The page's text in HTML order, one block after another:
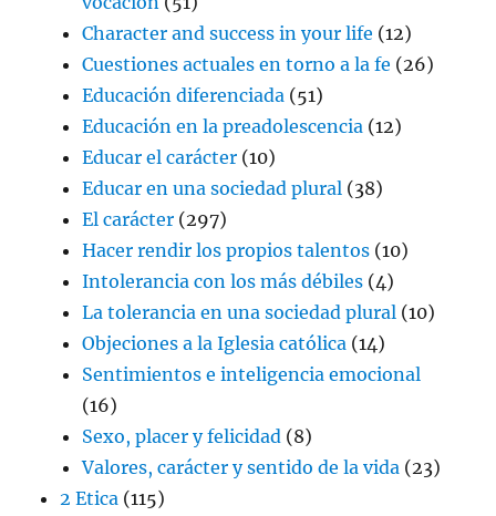
Character and success in your life (12)
Cuestiones actuales en torno a la fe (26)
Educación diferenciada (51)
Educación en la preadolescencia (12)
Educar el carácter (10)
Educar en una sociedad plural (38)
El carácter (297)
Hacer rendir los propios talentos (10)
Intolerancia con los más débiles (4)
La tolerancia en una sociedad plural (10)
Objeciones a la Iglesia católica (14)
Sentimientos e inteligencia emocional
(16)
Sexo, placer y felicidad (8)
Valores, carácter y sentido de la vida (23)
2 Etica (115)